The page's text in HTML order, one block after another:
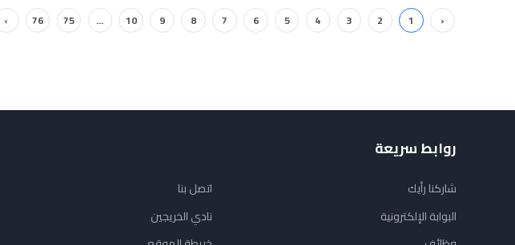
‹
1
2
3
4
5
6
7
8
9
10
...
75
76
›
روابط سريعة
شاركنا رأيك
البوابة الإلكترونية
اتصل بنا
نادي الخريجين